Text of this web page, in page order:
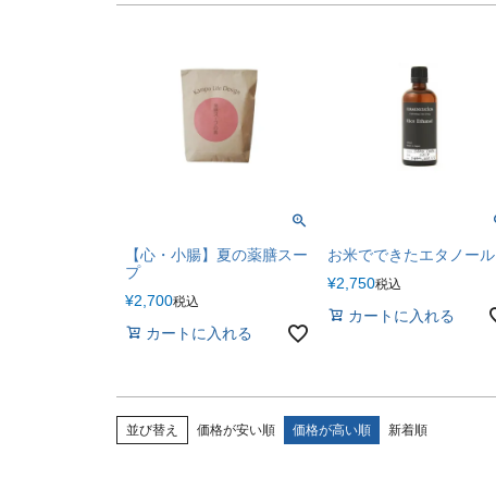
【心・小腸】夏の薬膳スー
プ
¥2,700税込
カートに入れる
お米でできたエタノール
¥2,750税込
カートに入れる
並び替え 価格が安い順 価格が高い順 新着順